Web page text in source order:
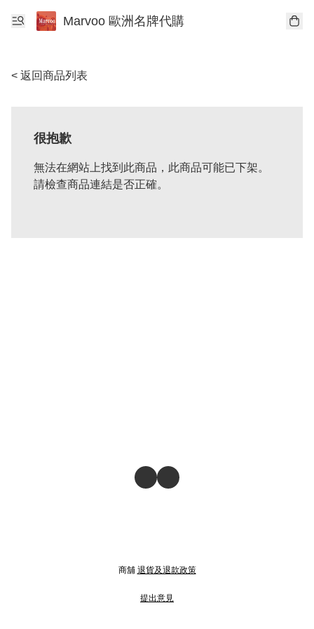
Marvoo 歐洲名牌代購
< 返回商品列表
很抱歉
無法在網站上找到此商品，此商品可能已下架。
請檢查商品連結是否正確。
商舖 退貨及退款政策
提出意見